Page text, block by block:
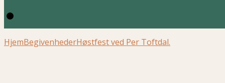
HjemBegivenhederHøstfest ved Per Toftdal.